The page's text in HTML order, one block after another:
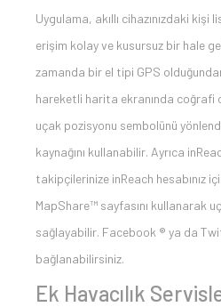
Uygulama, akıllı cihazınızdaki kişi
erişim kolay ve kusursuz bir hale
zamanda bir el tipi GPS
hareketli harita ekranında coğrafi
uçak pozisyonu sembolünü
kaynağını kullanabilir. Ayrıca
takipçilerinize inReach hesabınız
MapShare™ sayfasını kullanarak
sağlayabilir. Facebook ® ya da
bağlanabilirsiniz.
Ek Havacılık